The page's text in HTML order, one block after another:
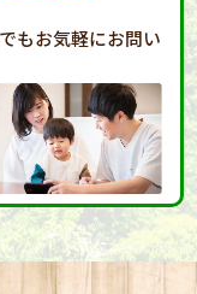
もお気軽にお問い